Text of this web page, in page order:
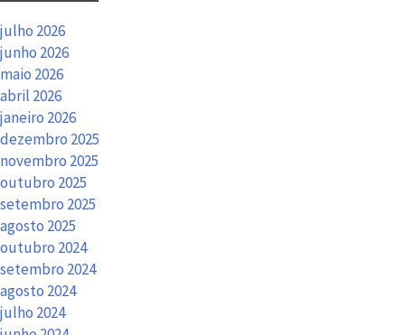
julho 2026
junho 2026
maio 2026
abril 2026
janeiro 2026
dezembro 2025
novembro 2025
outubro 2025
setembro 2025
agosto 2025
outubro 2024
setembro 2024
agosto 2024
julho 2024